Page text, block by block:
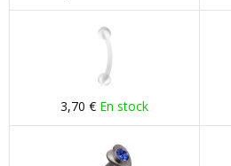
3,70 € En stock